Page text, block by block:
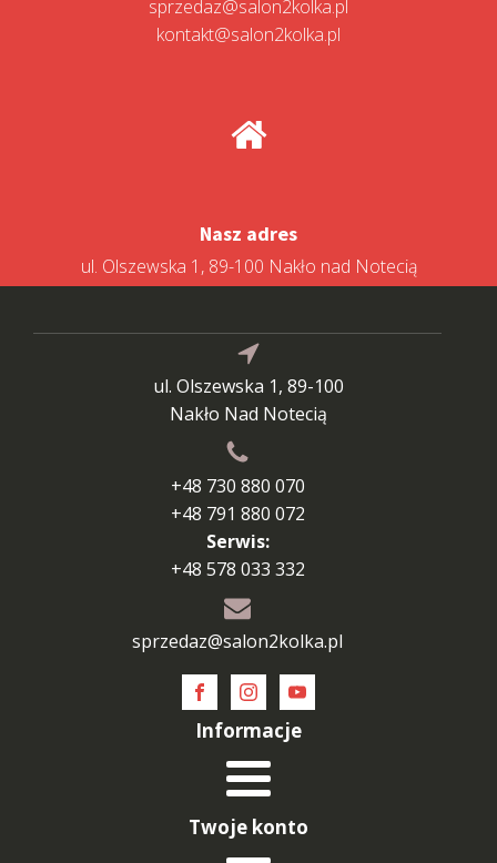
sprzedaz@salon2kolka.pl
kontakt@salon2kolka.pl
Nasz adres
ul. Olszewska 1, 89-100 Nakło nad Notecią
ul. Olszewska 1, 89-100
Nakło Nad Notecią
+48 730 880 070
+48 791 880 072
Serwis:
+48 578 033 332
sprzedaz@salon2kolka.pl
Informacje
Twoje konto